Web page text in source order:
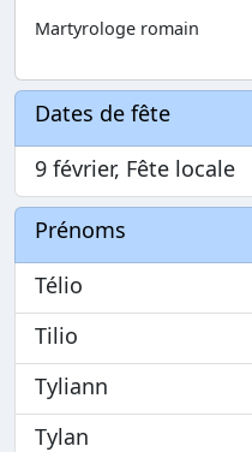
Martyrologe romain
Dates de fête
9 février, Fête locale
Prénoms
Télio
Tilio
Tyliann
Tylan